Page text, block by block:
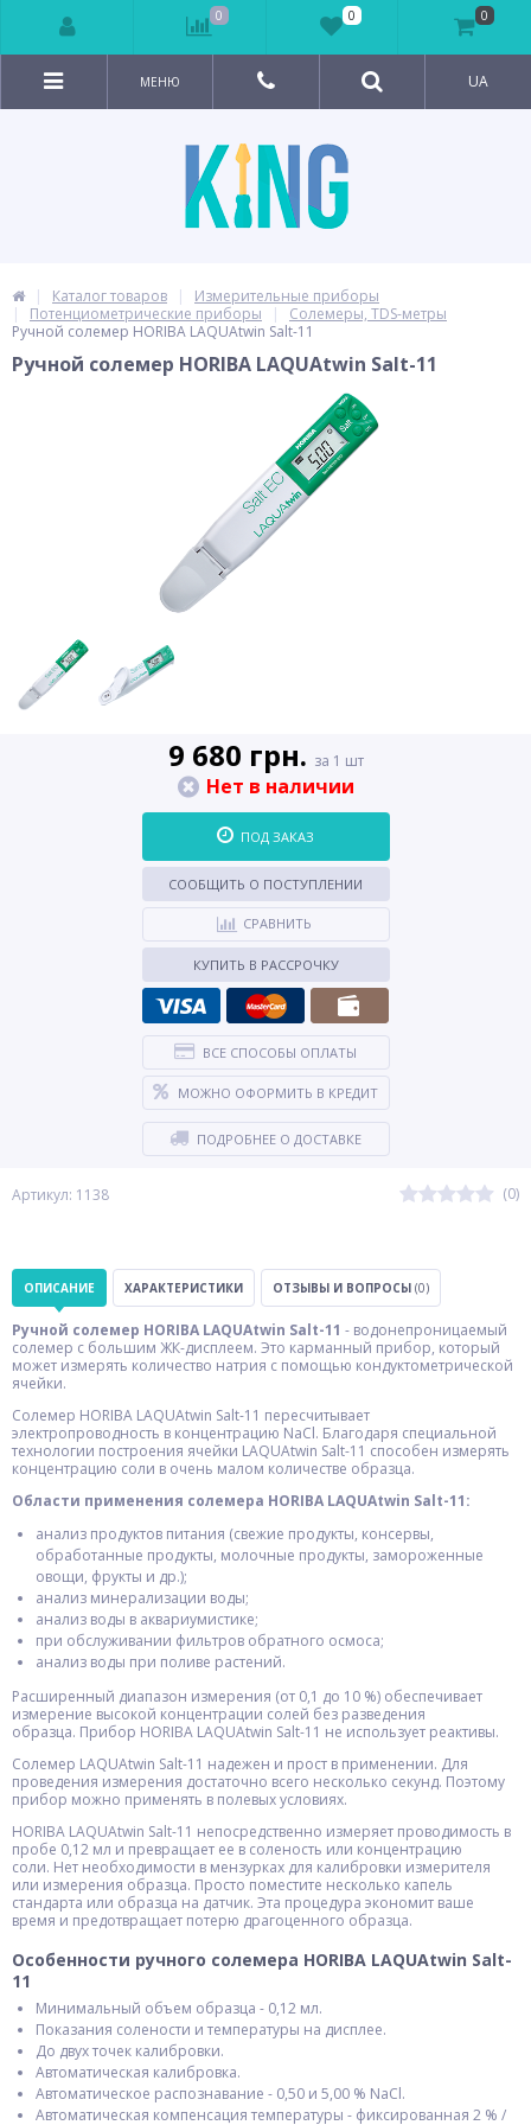
МЕНЮ UA
Каталог товаров
Измерительные приборы
Потенциометрические приборы
Солемеры, TDS-метры
Ручной солемер HORIBA LAQUAtwin Salt-11
Ручной солемер HORIBA LAQUAtwin Salt-11
Артикул: 1138 (0)
9 680 грн. за 1 шт
Нет в наличии
ПОД ЗАКАЗ
СООБЩИТЬ О ПОСТУПЛЕНИИ
СРАВНИТЬ
КУПИТЬ В РАССРОЧКУ
ВСЕ СПОСОБЫ ОПЛАТЫ
МОЖНО ОФОРМИТЬ В КРЕДИТ
ПОДРОБНЕЕ О ДОСТАВКЕ
ОПИСАНИЕ ХАРАКТЕРИСТИКИ ОТЗЫВЫ И ВОПРОСЫ (0)
Ручной солемер HORIBA LAQUAtwin Salt-11 - водонепроницаемый
солемер с большим ЖК-дисплеем. Это карманный прибор, который
может измерять количество натрия с помощью кондуктометрической
ячейки.
Солемер HORIBA LAQUAtwin Salt-11 пересчитывает
электропроводность в концентрацию NaCl. Благодаря специальной
технологии построения ячейки LAQUAtwin Salt-11 способен измерять
концентрацию соли в очень малом количестве образца.
Области применения солемера HORIBA LAQUAtwin Salt-11:
анализ продуктов питания (свежие продукты, консервы,
обработанные продукты, молочные продукты, замороженные
овощи, фрукты и др.);
анализ минерализации воды;
анализ воды в аквариумистике;
при обслуживании фильтров обратного осмоса;
анализ воды при поливе растений.
Расширенный диапазон измерения (от 0,1 до 10 %) обеспечивает
измерение высокой концентрации солей без разведения
образца. Прибор HORIBA LAQUAtwin Salt-11 не использует реактивы.
Солемер LAQUAtwin Salt-11 надежен и прост в применении. Для
проведения измерения достаточно всего несколько секунд. Поэтому
прибор можно применять в полевых условиях.
HORIBA LAQUAtwin Salt-11 непосредственно измеряет проводимость в
пробе 0,12 мл и превращает ее в соленость или концентрацию
соли. Нет необходимости в мензурках для калибровки измерителя
или измерения образца. Просто поместите несколько капель
стандарта или образца на датчик. Эта процедура экономит ваше
время и предотвращает потерю драгоценного образца.
Особенности ручного солемера HORIBA LAQUAtwin Salt-
11
Минимальный объем образца - 0,12 мл.
Показания солености и температуры на дисплее.
До двух точек калибровки.
Автоматическая калибровка.
Автоматическое распознавание - 0,50 и 5,00 % NaCl.
Автоматическая компенсация температуры - фиксированная 2 % /
0 0 0